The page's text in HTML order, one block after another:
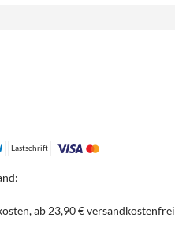
Lastschrift
ab 23,90 € versandkostenfrei